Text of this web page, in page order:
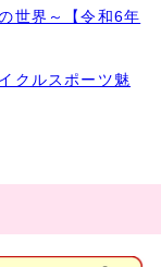
世界～【令和6年
クルスポーツ魅